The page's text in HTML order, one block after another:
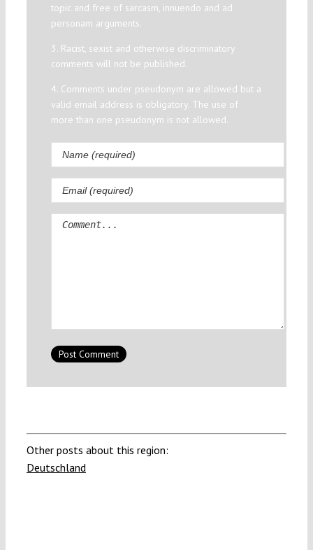
topic and free of sarcasm, innuendo and ad
personam arguments.
3. Racist, sexist and otherwise discriminatory
comments will not be published.
4. Comments under pseudonym are allowed but a
valid email address is obligatory. The use of
more than one pseudonym is not allowed.
Comment
Other posts about this region:
Deutschland